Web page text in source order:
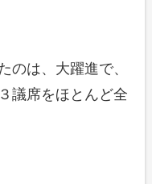
のは、大躍進で、
議席をほとんど全